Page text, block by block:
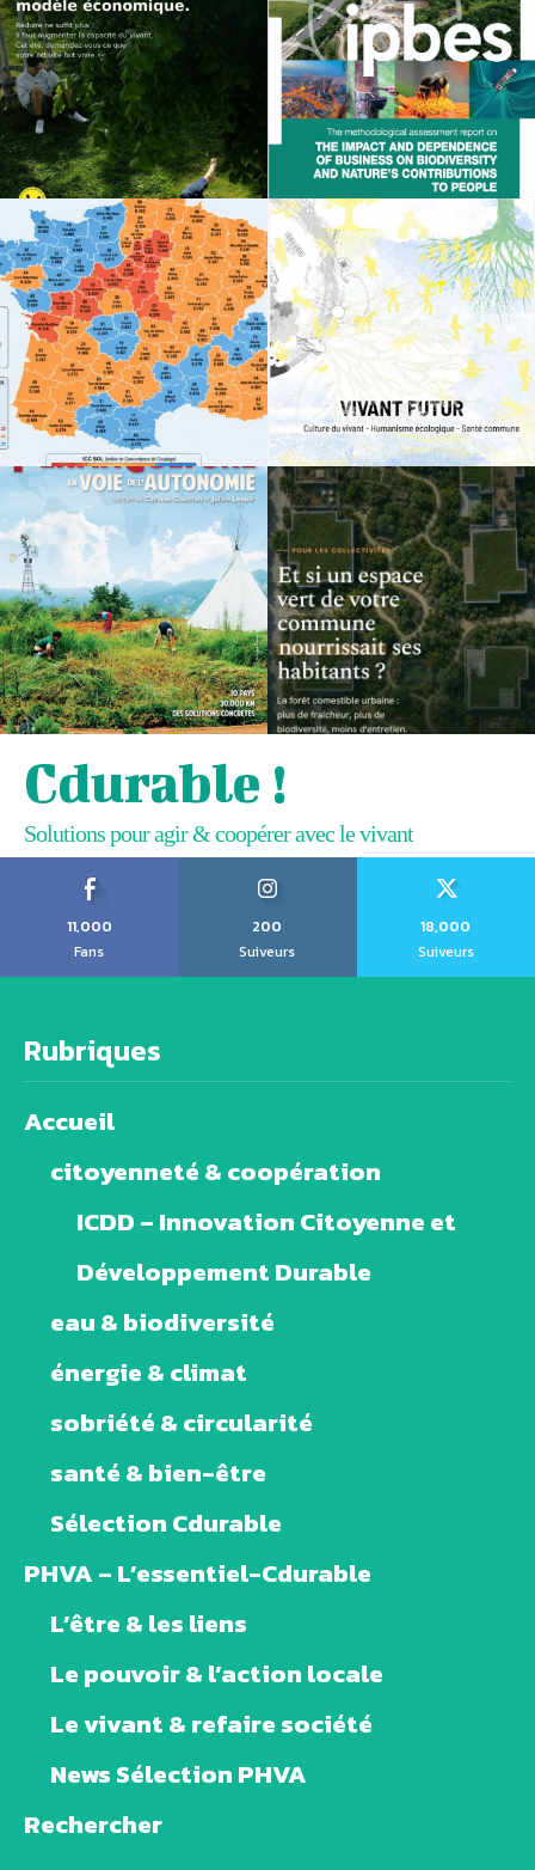
Cdurable !
Solutions pour agir & coopérer avec le vivant
11,000
Fans
200
Suiveurs
18,000
Suiveurs
Rubriques
Accueil
citoyenneté & coopération
ICDD – Innovation Citoyenne et
Développement Durable
eau & biodiversité
énergie & climat
sobriété & circularité
santé & bien-être
Sélection Cdurable
PHVA – L’essentiel-Cdurable
L’être & les liens
Le pouvoir & l’action locale
Le vivant & refaire société
News Sélection PHVA
Rechercher